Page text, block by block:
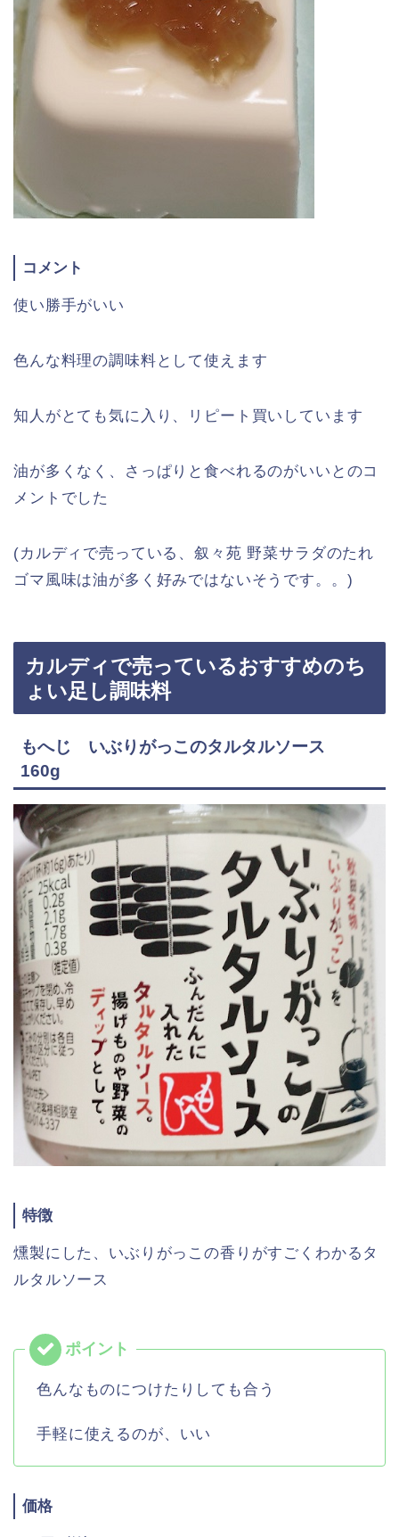
コメント
使い勝手がいい
色んな料理の調味料として使えます
知人がとても気に入り、リピート買いしています
油が多くなく、さっぱりと食べれるのがいいとのコ
メントでした
(カルディで売っている、叙々苑 野菜サラダのたれ
ゴマ風味は油が多く好みではないそうです。。)
カルディで売っているおすすめのち
ょい足し調味料
もへじ いぶりがっこのタルタルソース
160g
特徴
燻製にした、いぶりがっこの香りがすごくわかるタ
ルタルソース
色んなものにつけたりしても合う
手軽に使えるのが、いい
価格